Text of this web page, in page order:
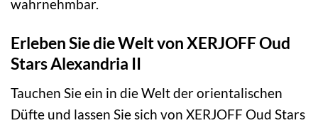
wahrnehmbar.
Erleben Sie die Welt von XERJOFF Oud
Stars Alexandria II
Tauchen Sie ein in die Welt der orientalischen
Düfte und lassen Sie sich von XERJOFF Oud Stars